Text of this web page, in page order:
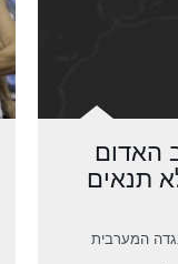
האדום
תנאים
המערבית